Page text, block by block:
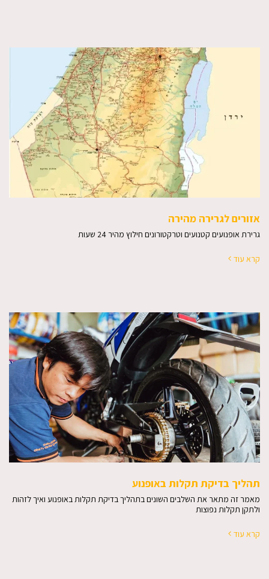
אזורים לגרירה מהירה
גרירת אופנועים קטנועים וטרקטורונים חילוץ מהיר 24 שעות
קרא עוד
תהליך בדיקת תקלות באופנוע
מאמר זה מתאר את השלבים השונים בתהליך בדיקת תקלות באופנוע ואיך לזהות
ולתקן תקלות נפוצות
קרא עוד